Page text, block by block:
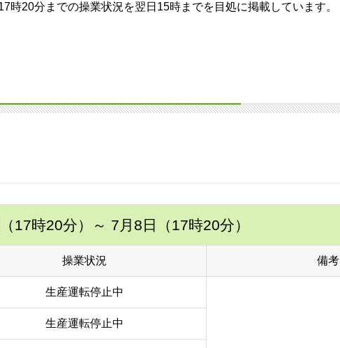
20分までの操業状況を翌日15時までを目処に掲載しています。
17時20分） ～ 7月8日（17時20分）
操業状況 備考
生産運転停止中
生産運転停止中